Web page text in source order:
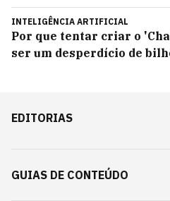
INTELIGÊNCIA ARTIFICIAL
Por que tentar criar o
ser um desperdício de
EDITORIAS
GUIAS DE CONTEÚDO